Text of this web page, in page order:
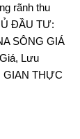
rãnh thu
ĐẦU TƯ:
SÔNG GIÁ
Lưu
GIAN THỰC